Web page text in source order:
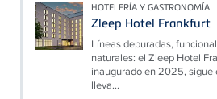
HOTELERÍA Y GASTRONOMÍA
Zleep Hotel Frankfurt
Líneas depuradas,
naturales: el Zleep Hotel
inaugurado en 2025, sigue
lleva...